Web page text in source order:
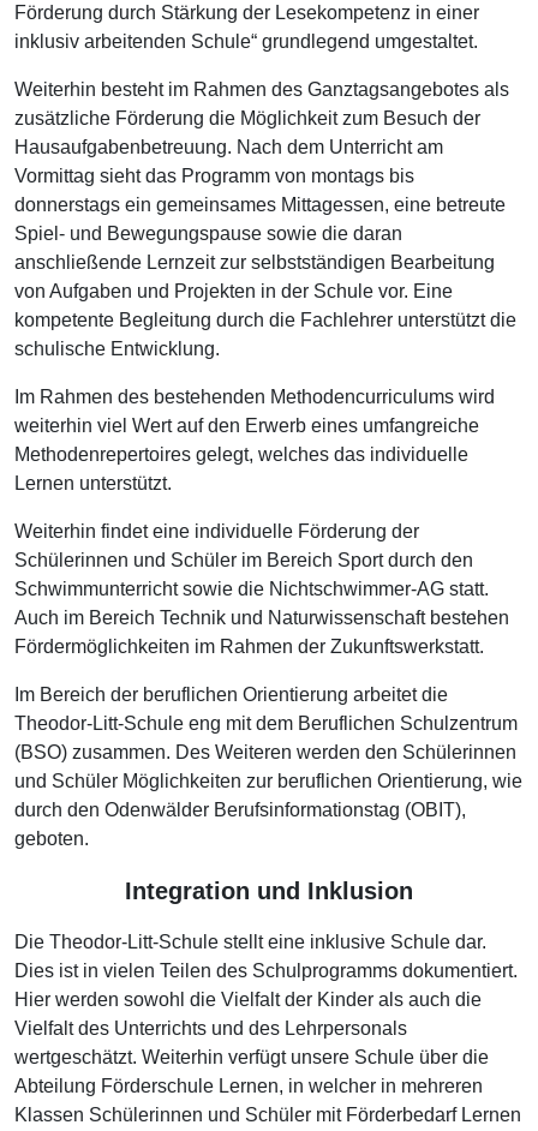
Förderung durch Stärkung der Lesekompetenz in einer
inklusiv arbeitenden Schule“ grundlegend umgestaltet.
Weiterhin besteht im Rahmen des Ganztagsangebotes als
zusätzliche Förderung die Möglichkeit zum Besuch der
Hausaufgabenbetreuung. Nach dem Unterricht am
Vormittag sieht das Programm von montags bis
donnerstags ein gemeinsames Mittagessen, eine betreute
Spiel- und Bewegungspause sowie die daran
anschließende Lernzeit zur selbstständigen Bearbeitung
von Aufgaben und Projekten in der Schule vor. Eine
kompetente Begleitung durch die Fachlehrer unterstützt die
schulische Entwicklung.
Im Rahmen des bestehenden Methodencurriculums wird
weiterhin viel Wert auf den Erwerb eines umfangreiche
Methodenrepertoires gelegt, welches das individuelle
Lernen unterstützt.
Weiterhin findet eine individuelle Förderung der
Schülerinnen und Schüler im Bereich Sport durch den
Schwimmunterricht sowie die Nichtschwimmer-AG statt.
Auch im Bereich Technik und Naturwissenschaft bestehen
Fördermöglichkeiten im Rahmen der Zukunftswerkstatt.
Im Bereich der beruflichen Orientierung arbeitet die
Theodor-Litt-Schule eng mit dem Beruflichen Schulzentrum
(BSO) zusammen. Des Weiteren werden den Schülerinnen
und Schüler Möglichkeiten zur beruflichen Orientierung, wie
durch den Odenwälder Berufsinformationstag (OBIT),
geboten.
Integration und Inklusion
Die Theodor-Litt-Schule stellt eine inklusive Schule dar.
Dies ist in vielen Teilen des Schulprogramms dokumentiert.
Hier werden sowohl die Vielfalt der Kinder als auch die
Vielfalt des Unterrichts und des Lehrpersonals
wertgeschätzt. Weiterhin verfügt unsere Schule über die
Abteilung Förderschule Lernen, in welcher in mehreren
Klassen Schülerinnen und Schüler mit Förderbedarf Lernen